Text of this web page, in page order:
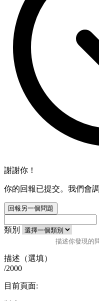
謝謝你！
你的回報已提交。我們會調
回報另一個問題
類別
描述（選填）
/2000
目前頁面: